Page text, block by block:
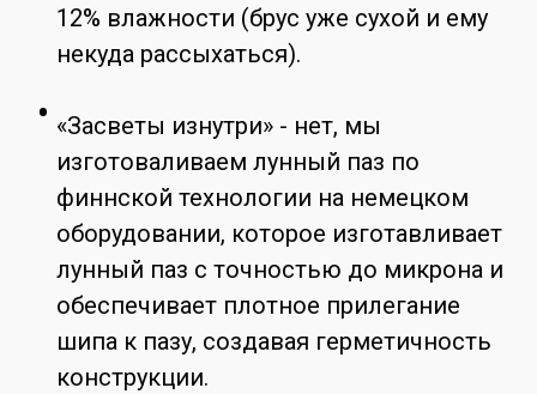
12% влажности (брус уже сухой и ему
некуда рассыхаться).
«Засветы изнутри» - нет, мы
изготоваливаем лунный паз по
финнской технологии на немецком
оборудовании, которое изготавливает
лунный паз с точностью до микрона и
обеспечивает плотное прилегание
шипа к пазу, создавая герметичность
конструкции.